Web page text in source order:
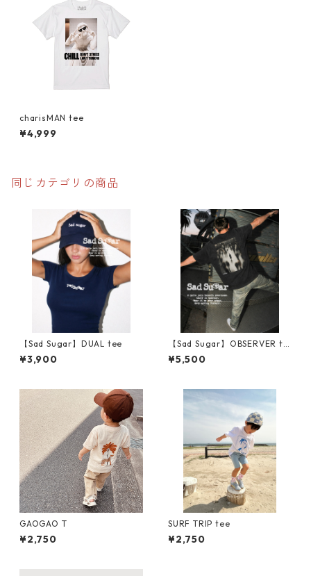
charisMAN tee
¥4,999
同じカテゴリの商品
【Sad Sugar】DUAL tee
¥3,900
【Sad Sugar】OBSERVER te
e
¥5,500
GAOGAO T
¥2,750
SURF TRIP tee
¥2,750